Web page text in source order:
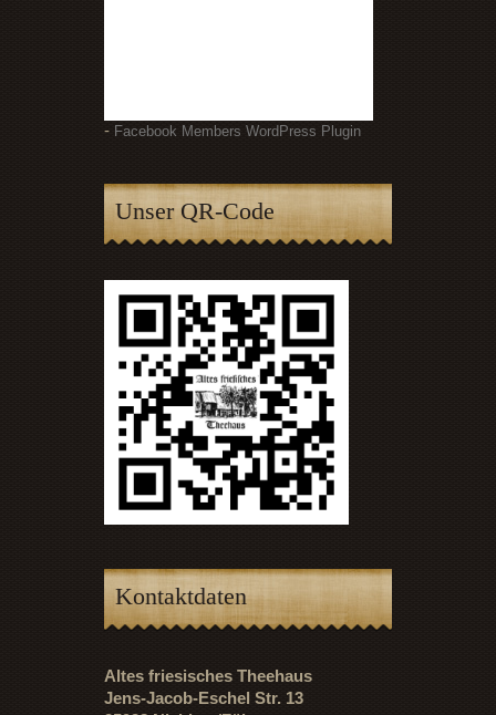
- Facebook Members WordPress Plugin
Unser QR-Code
Kontaktdaten
Altes friesisches Theehaus
Jens-Jacob-Eschel Str. 13